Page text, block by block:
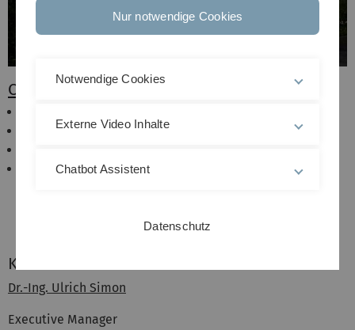
Currant RBI Workshop / Subpages
Privious RBI Meetings
Kontakt
Dr.-Ing. Ulrich Simon
Executive Manager
Nur notwendige Cookies
Notwendige Cookies
Externe Video Inhalte
Chatbot Assistent
Datenschutz